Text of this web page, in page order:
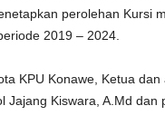
perolehan Kursi
2019 – 2024.
KPU Konawe, Ketua dan
Jajang Kiswara, A.Md dan